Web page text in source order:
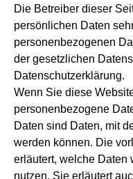
Die Betreiber dieser
persönlichen Daten
personenbezogenen
der gesetzlichen
Datenschutzerklärung.
Wenn Sie diese
personenbezogene
Daten sind Daten, mit
werden können. Die
erläutert, welche Daten
nutzen. Sie erläutert